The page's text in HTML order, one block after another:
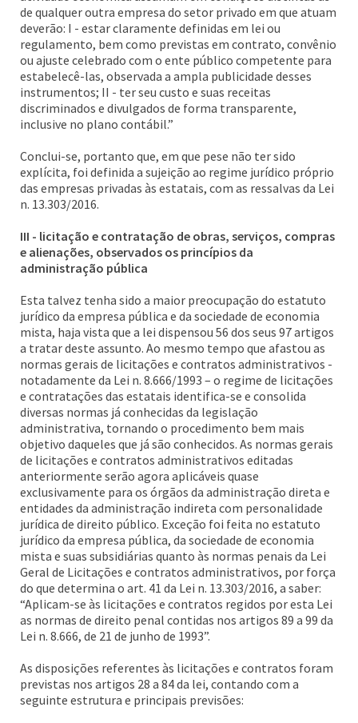
de qualquer outra empresa do setor privado em que atuam
deverão: I - estar claramente definidas em lei ou
regulamento, bem como previstas em contrato, convênio
ou ajuste celebrado com o ente público competente para
estabelecê-las, observada a ampla publicidade desses
instrumentos; II - ter seu custo e suas receitas
discriminados e divulgados de forma transparente,
inclusive no plano contábil.”
Conclui-se, portanto que, em que pese não ter sido
explícita, foi definida a sujeição ao regime jurídico próprio
das empresas privadas às estatais, com as ressalvas da Lei
n. 13.303/2016.
III - licitação e contratação de obras, serviços, compras
e alienações, observados os princípios da
administração pública
Esta talvez tenha sido a maior preocupação do estatuto
jurídico da empresa pública e da sociedade de economia
mista, haja vista que a lei dispensou 56 dos seus 97 artigos
a tratar deste assunto. Ao mesmo tempo que afastou as
normas gerais de licitações e contratos administrativos -
notadamente da Lei n. 8.666/1993 – o regime de licitações
e contratações das estatais identifica-se e consolida
diversas normas já conhecidas da legislação
administrativa, tornando o procedimento bem mais
objetivo daqueles que já são conhecidos. As normas gerais
de licitações e contratos administrativos editadas
anteriormente serão agora aplicáveis quase
exclusivamente para os órgãos da administração direta e
entidades da administração indireta com personalidade
jurídica de direito público. Exceção foi feita no estatuto
jurídico da empresa pública, da sociedade de economia
mista e suas subsidiárias quanto às normas penais da Lei
Geral de Licitações e contratos administrativos, por força
do que determina o art. 41 da Lei n. 13.303/2016, a saber:
“Aplicam-se às licitações e contratos regidos por esta Lei
as normas de direito penal contidas nos artigos 89 a 99 da
Lei n. 8.666, de 21 de junho de 1993”.
As disposições referentes às licitações e contratos foram
previstas nos artigos 28 a 84 da lei, contando com a
seguinte estrutura e principais previsões: